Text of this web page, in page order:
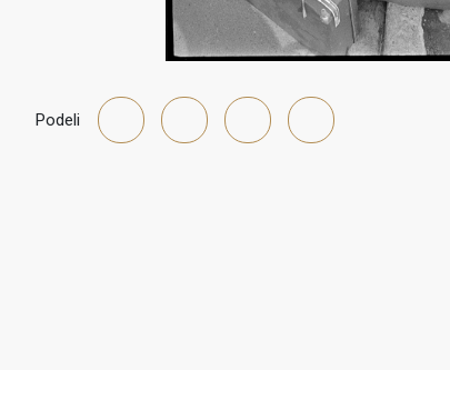
Podeli